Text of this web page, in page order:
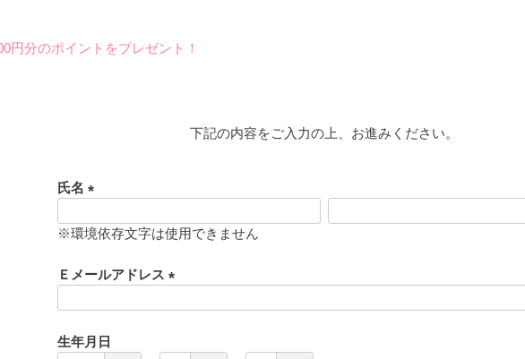
円分のポイントをプレゼント！
下記の内容をご入力の上、お進みください。
氏名
必
)
※環境依存文字は使用できません
Ｅメールアドレス
生年月日